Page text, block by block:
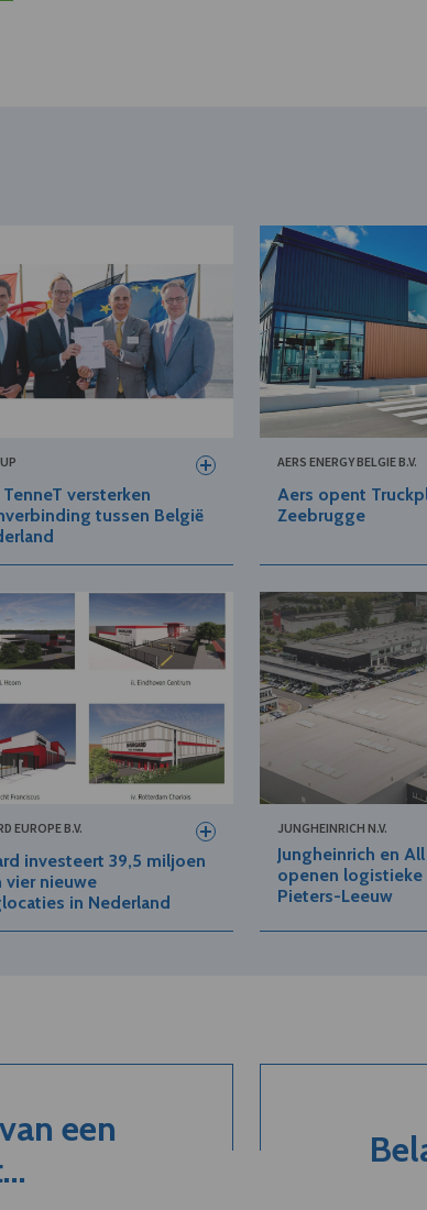
TenneT versterken
tussen België
AERS ENERGY BELGIE B.V.
Aers opent
Zeebrugge
EUROPE B.V.
investeert 39,5 miljoen
vier nieuwe
in Nederland
JUNGHEINRICH N.V.
Jungheinrich en
openen logistieke
Pieters-Leeuw
een